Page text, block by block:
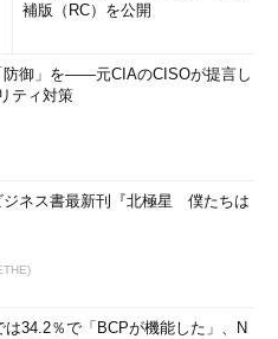
補版（RC）を公開
防御」を――元CIAのCISOが提言し
ティ対策
ジネス書最新刊『北極星 僕たちは
は34.2％で「BCPが機能した」、N